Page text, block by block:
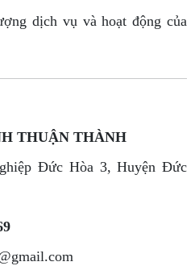
dịch vụ và hoạt động của
THUẬN THÀNH
Đức Hòa 3, Huyện Đức